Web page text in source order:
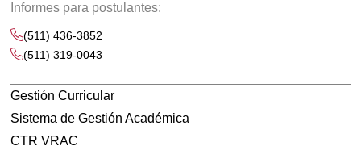
Informes para postulantes:
(511) 436-3852
(511) 319-0043
Gestión Curricular
Sistema de Gestión Académica
CTR VRAC